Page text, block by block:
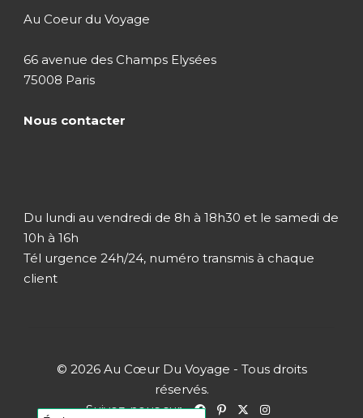
Au Coeur du Voyage
66 avenue des Champs Elysées
75008 Paris
Nous contacter
Du lundi au vendredi de 8h à 18h30 et le samedi de
10h à 16h
Tél urgence 24h/24, numéro transmis à chaque
client
© 2026 Au Cœur Du Voyage - Tous droits
réservés.
Suivez-nous sur